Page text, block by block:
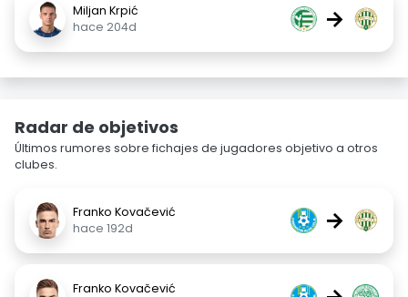
Miljan Krpić
hace 204d
→
Radar de objetivos
Últimos rumores sobre fichajes de jugadores objetivo a otros
clubes.
Franko Kovačević
hace 192d
→
Franko Kovačević